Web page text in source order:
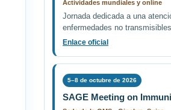
Actividades mundiales y online
Jornada dedicada a una
enfermedades no transmisibles.
Enlace oficial
5–8 de octubre de 2026
SAGE Meeting on